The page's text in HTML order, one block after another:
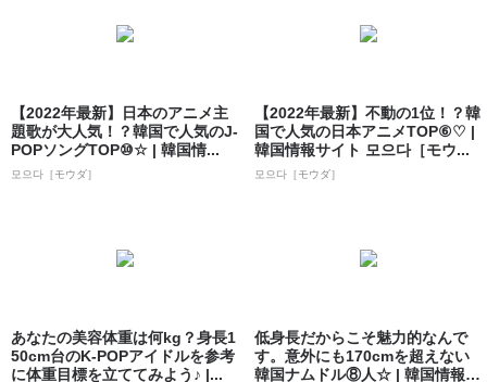
【2022年最新】日本のアニメ主
題歌が大人気！？韓国で人気のJ-
POPソングTOP⑩☆ | 韓国情...
모으다［モウダ］
【2022年最新】不動の1位！？韓
国で人気の日本アニメTOP⑥♡ |
韓国情報サイト 모으다［モウ...
모으다［モウダ］
あなたの美容体重は何kg？身長1
50cm台のK-POPアイドルを参考
に体重目標を立ててみよう♪ |...
低身長だからこそ魅力的なんで
す。意外にも170cmを超えない
韓国ナムドル⑧人☆ | 韓国情報サ